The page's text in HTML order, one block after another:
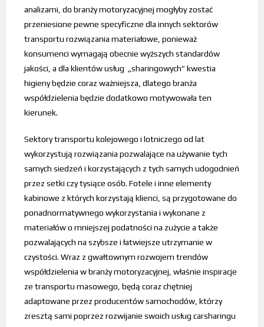
analizami, do branży motoryzacyjnej mogłyby zostać
przeniesione pewne specyficzne dla innych sektorów
transportu rozwiązania materiałowe, ponieważ
konsumenci wymagają obecnie wyższych standardów
jakości, a dla klientów usług „sharingowych” kwestia
higieny będzie coraz ważniejsza, dlatego branża
współdzielenia będzie dodatkowo motywowała ten
kierunek.
Sektory transportu kolejowego i lotniczego od lat
wykorzystują rozwiązania pozwalające na używanie tych
samych siedzeń i korzystających z tych samych udogodnień
przez setki czy tysiące osób. Fotele i inne elementy
kabinowe z których korzystają klienci, są przygotowane do
ponadnormatywnego wykorzystania i wykonane z
materiałów o mniejszej podatności na zużycie a także
pozwalających na szybsze i łatwiejsze utrzymanie w
czystości. Wraz z gwałtownym rozwojem trendów
współdzielenia w branży motoryzacyjnej, właśnie inspiracje
ze transportu masowego, będą coraz chętniej
adaptowane przez producentów samochodów, którzy
zresztą sami poprzez rozwijanie swoich usług carsharingu